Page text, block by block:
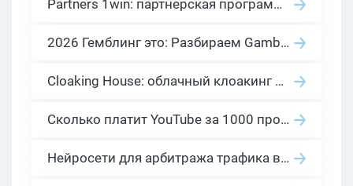
Partners 1win: партнерская программа казино в нише гемблинг арбитраж
2026 Гемблинг это: Разбираем Gambling вертикаль, и все что связано с гемблинг и беттинг офферами
Cloaking House: облачный клоакинг для фильтрации ботов FB и Google Ads — гайд PHP-интеграции 2026
Сколько платит YouTube за 1000 просмотров в 2026: реальные цифры от 0.5 до 36 USD по ГЕО
Нейросети для арбитража трафика в 2026: инструменты, кейсы и AI-медиабайеры